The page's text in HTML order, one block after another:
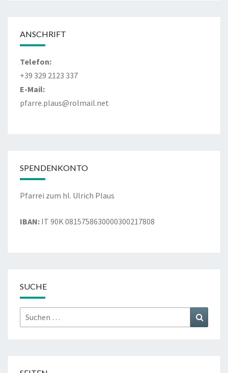
ANSCHRIFT
Telefon:
+39 329 2123 337
E-Mail:
pfarre.plaus@rolmail.net
SPENDENKONTO
Pfarrei zum hl. Ulrich Plaus
IBAN: IT 90K 0815758630000300217808
SUCHE
Suchen
nach: